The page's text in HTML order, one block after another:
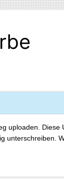
uploaden.
unterschreiben.